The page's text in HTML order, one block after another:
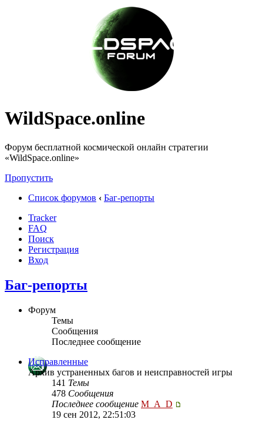
WildSpace.online
Форум бесплатной космической онлайн стратегии
«WildSpace.online»
Пропустить
Список форумов ‹ Баг-репорты
Tracker
FAQ
Поиск
Регистрация
Вход
Баг-репорты
Форум
Темы
Сообщения
Последнее сообщение
Исправленные
Архив устраненных багов и неисправностей игры
141 Темы
478 Сообщения
Последнее сообщение M_A_D
19 сен 2012, 22:51:03